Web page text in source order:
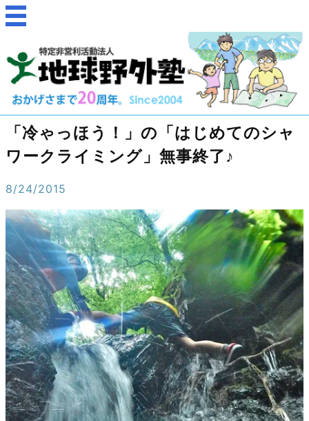
「冷ゃっほう！」の「はじめてのシャ
ワークライミング」無事終了♪
8/24/2015